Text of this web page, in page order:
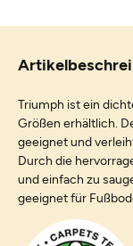
Triumph ist ein
Größen erhältlich.
geeignet und
Durch die
und einfach zu
geeignet für